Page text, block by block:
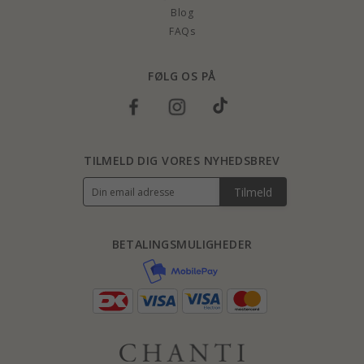
Blog
FAQs
FØLG OS PÅ
BETALINGSMULIGHEDER
TILMELD DIG VORES NYHEDSBREV
Tilmeld